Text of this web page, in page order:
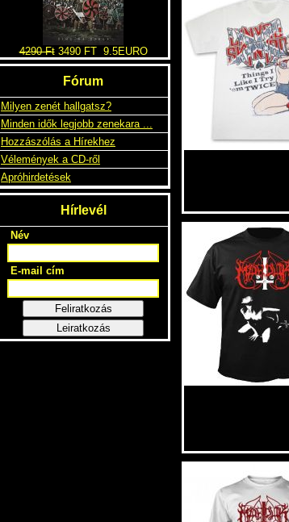
4290 Ft 3490 FT 9.5EURO
Fórum
Milyen zenét hallgatsz?
Minden idők legjobb zenekara ...
Hozzászólás a Hírekhez
Vélemények a CD-ről
Apróhirdetések
Hírlevél
Név
E-mail cím
Feliratkozás
Leiratkozás